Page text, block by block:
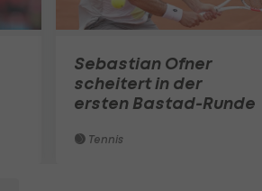
Sebastian Ofner
scheitert in der
ersten Bastad-Runde
Tennis